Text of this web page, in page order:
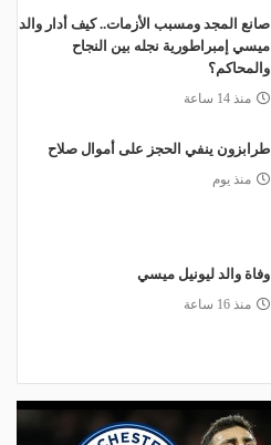
صانع المجد ومسبب الأزمات.. كيف أدار والد
ميسي إمبراطورية نجله بين النجاح
والمحاكم؟
منذ 14 ساعة
طرابزون ينفي الحجز على أموال صلاح
منذ يوم
وفاة والد ليونيل ميسي
منذ 16 ساعة